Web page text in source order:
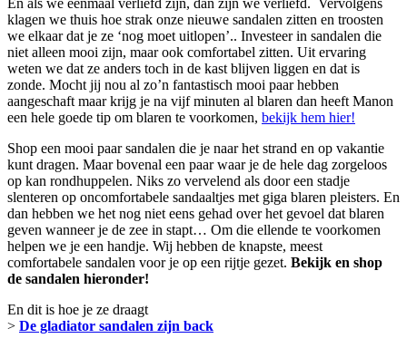
En als we eenmaal verliefd zijn, dan zijn we verliefd. Vervolgens
klagen we thuis hoe strak onze nieuwe sandalen zitten en troosten
we elkaar dat je ze ‘nog moet uitlopen’.. Investeer in sandalen die
niet alleen mooi zijn, maar ook comfortabel zitten. Uit ervaring
weten we dat ze anders toch in de kast blijven liggen en dat is
zonde. Mocht jij nou al zo’n fantastisch mooi paar hebben
aangeschaft maar krijg je na vijf minuten al blaren dan heeft Manon
een hele goede tip om blaren te voorkomen, bekijk hem hier!
Shop een mooi paar sandalen die je naar het strand en op vakantie
kunt dragen. Maar bovenal een paar waar je de hele dag zorgeloos
op kan rondhuppelen. Niks zo vervelend als door een stadje
slenteren op oncomfortabele sandaaltjes met giga blaren pleisters. En
dan hebben we het nog niet eens gehad over het gevoel dat blaren
geven wanneer je de zee in stapt… Om die ellende te voorkomen
helpen we je een handje. Wij hebben de knapste, meest
comfortabele sandalen voor je op een rijtje gezet. Bekijk en shop
de sandalen hieronder!
En dit is hoe je ze draagt
> De gladiator sandalen zijn back